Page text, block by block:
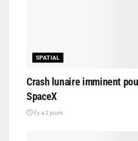
SPATIAL
Crash lunaire imminent
SpaceX
il y a 2 jours